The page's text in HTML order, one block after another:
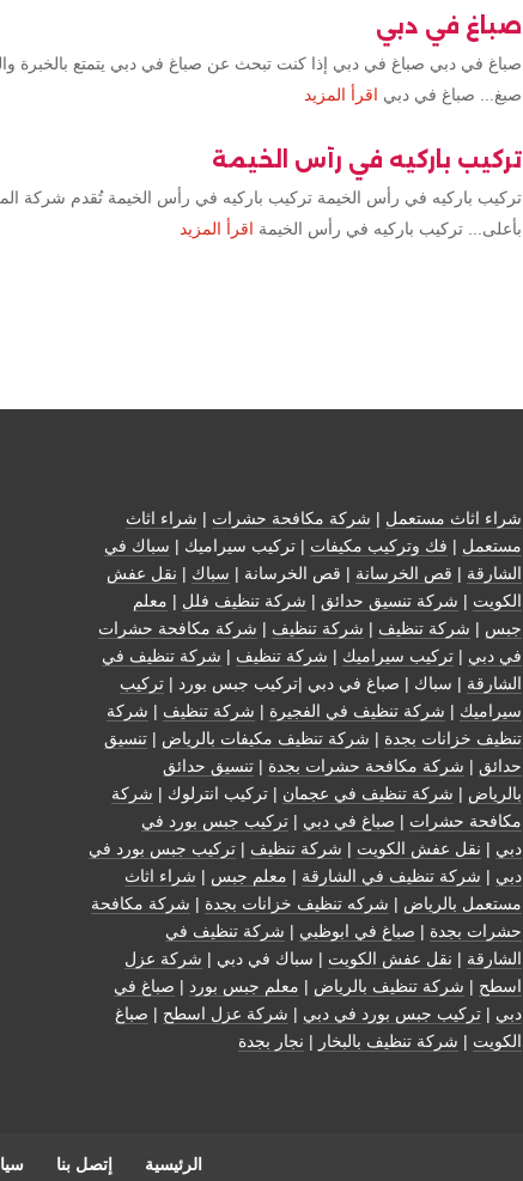
صباغ في دبي
صباغ في دبي صباغ في دبي إذا كنت تبحث عن صباغ في دبي يتمتع بالخبرة
صبغ... صباغ في دبي اقرأ المزيد
تركيب باركيه في رأس الخيمة
تركيب باركيه في رأس الخيمة تركيب باركيه في رأس الخيمة تُقدم شركة
بأعلى... تركيب باركيه في رأس الخيمة اقرأ المزيد
شراء اثاث مستعمل | شركة مكافحة حشرات | شراء اثاث
مستعمل | فك وتركيب مكيفات | تركيب سيراميك | سباك في
الشارقة | قص الخرسانة | قص الخرسانة | سباك | نقل عفش
الكويت | شركة تنسيق حدائق | شركة تنظيف فلل | معلم
جبس | شركة تنظيف | شركة تنظيف | شركة مكافحة حشرات
في دبي |تركيب سيراميك | شركة تنظيف | شركة تنظيف في
الشارقة | سباك | صباغ في دبي |تركيب جبس بورد |تركيب
سيراميك | شركة تنظيف في الفجيرة | شركة تنظيف | شركة
تنظيف خزانات بجدة | شركة تنظيف مكيفات بالرياض |تنسيق
حدائق | شركة مكافحة حشرات بجدة |تنسيق حدائق
بالرياض | شركة تنظيف في عجمان | تركيب انترلوك | شركة
مكافحة حشرات | صباغ في دبي |تركيب جبس بورد في
دبي | نقل عفش الكويت | شركة تنظيف |تركيب جبس بورد في
دبي | شركة تنظيف في الشارقة | معلم جبس | شراء اثاث
مستعمل بالرياض | شركه تنظيف خزانات بجدة | شركة مكافحة
حشرات بجدة | صباغ في ابوظبي | شركة تنظيف في
الشارقة | نقل عفش الكويت | سباك في دبي | شركة عزل
اسطح | شركة تنظيف بالرياض | معلم جبس بورد | صباغ في
دبي |تركيب جبس بورد في دبي | شركة عزل اسطح | صباغ
الكويت | شركة تنظيف بالبخار | نجار بجدة
الرئيسية إتصل بنا